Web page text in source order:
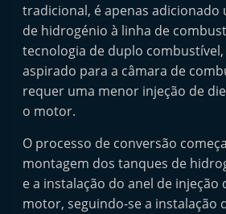
r
k
e
t
t
o
m
tradicional, é apenas adicionado
de hidrogénio à linha de
tecnologia de duplo
aspirado para a câmara de
requer uma menor injeção de
o motor.
O processo de conversão
montagem dos tanques de
e a instalação do anel de injeção
motor, seguindo-se a instalação